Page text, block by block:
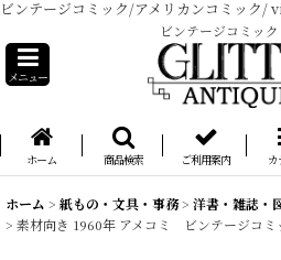
ビンテージコミック/アメリカンコミック/
ビンテージコミック
メニュー
ホーム 商品検索 ご利用案内 カ
ホーム > 紙もの・文具・事務> 洋書・雑誌・
> 素材向き 1960年 アメコミ ビンテージコミ